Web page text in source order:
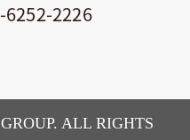
2226
ALL RIGHTS